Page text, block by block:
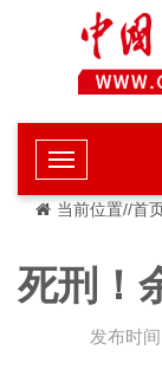
当前位置//首
死刑！
发布时